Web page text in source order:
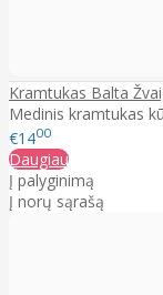
Kramtukas Balta
Medinis kramtukas
€1400
Daugiau
Į palyginimą
Į norų sąrašą